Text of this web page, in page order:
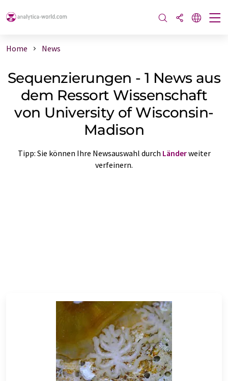
Home News
Sequenzierungen - 1 News aus
dem Ressort Wissenschaft
von University of Wisconsin-
Madison
Tipp: Sie können Ihre Newsauswahl durch Länderweiter
verfeinern.